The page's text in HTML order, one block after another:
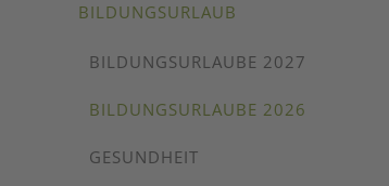
BILDUNGSURLAUB
BILDUNGSURLAUBE 2027
BILDUNGSURLAUBE 2026
GESUNDHEIT